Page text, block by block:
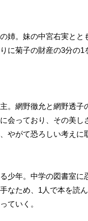
姉。妹の中宮右実と
に菊子の財産の3分の
。網野徹允と網野透
会っており、その美
やがて恐ろしい考えに
少年。中学の図書室
なため、1人で本を読
ていく。